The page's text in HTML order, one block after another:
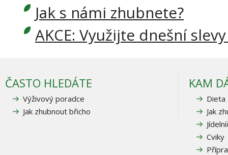
Jak s námi zhubnete?
AKCE: Využijte dnešní
ČASTO HLEDÁTE
Výživový poradce
Jak zhubnout břicho
KAM
Dieta
Jak
Cviky